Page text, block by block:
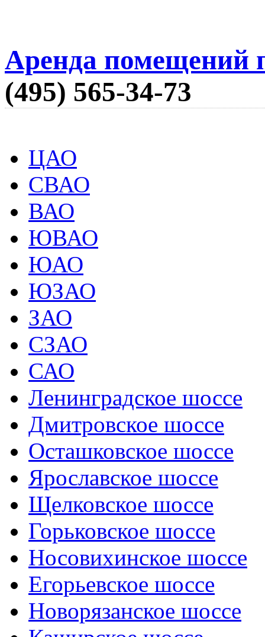
Аренда помещений
(495) 565-34-73
ЦАО
СВАО
ВАО
ЮВАО
ЮАО
ЮЗАО
ЗАО
СЗАО
САО
Ленинградское шоссе
Дмитровское шоссе
Осташковское шоссе
Ярославское шоссе
Щелковское шоссе
Горьковское шоссе
Носовихинское шоссе
Егорьевское шоссе
Новорязанское шоссе